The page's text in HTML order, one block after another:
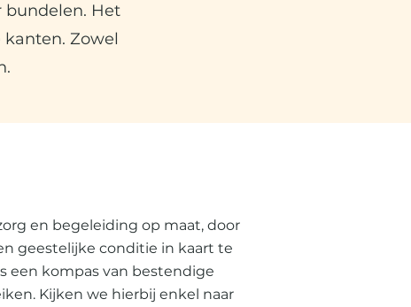
bundelen. Het
Zowel
en begeleiding op maat, door
geestelijke conditie in kaart te
een kompas van bestendige
Kijken we hierbij enkel naar